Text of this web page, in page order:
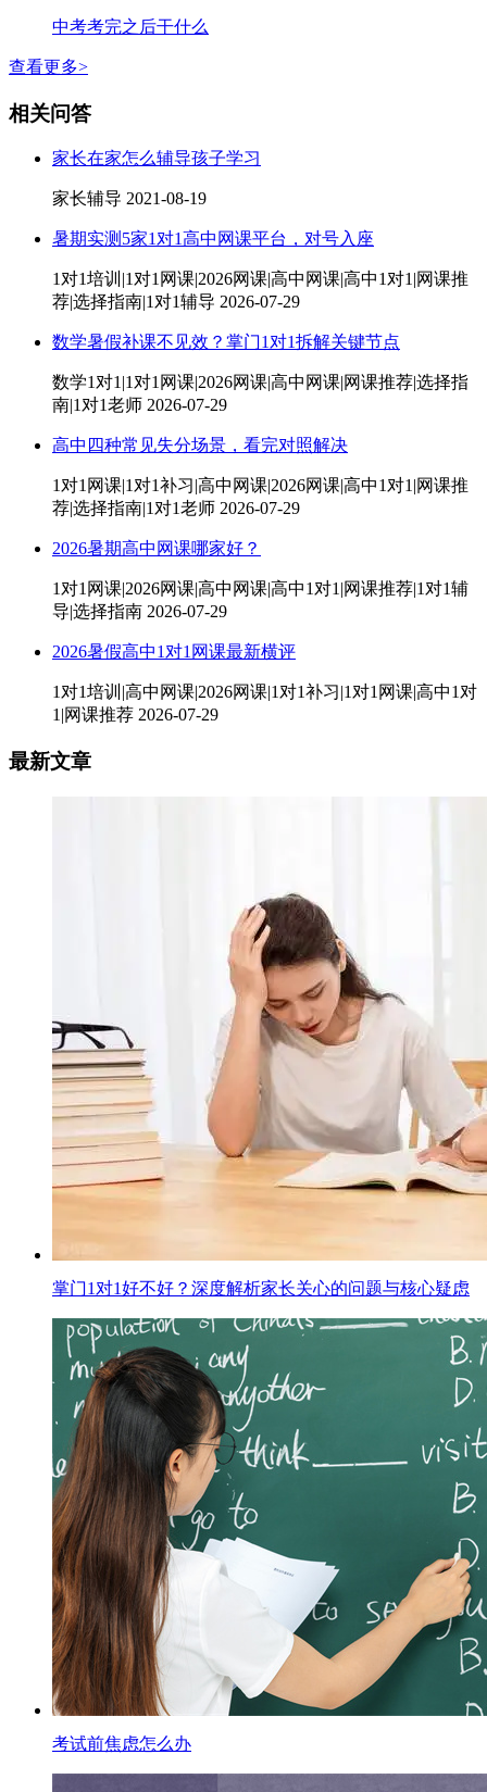
中考考完之后干什么
查看更多>
相关问答
家长在家怎么辅导孩子学习
家长辅导 2021-08-19
暑期实测5家1对1高中网课平台，对号入座
1对1培训|1对1网课|2026网课|高中网课|高中1对1|网课推
荐|选择指南|1对1辅导 2026-07-29
数学暑假补课不见效？掌门1对1拆解关键节点
数学1对1|1对1网课|2026网课|高中网课|网课推荐|选择指
南|1对1老师 2026-07-29
高中四种常见失分场景，看完对照解决
1对1网课|1对1补习|高中网课|2026网课|高中1对1|网课推
荐|选择指南|1对1老师 2026-07-29
2026暑期高中网课哪家好？
1对1网课|2026网课|高中网课|高中1对1|网课推荐|1对1辅
导|选择指南 2026-07-29
2026暑假高中1对1网课最新横评
1对1培训|高中网课|2026网课|1对1补习|1对1网课|高中1对
1|网课推荐 2026-07-29
最新文章
掌门1对1好不好？深度解析家长关心的问题与核心疑虑
考试前焦虑怎么办